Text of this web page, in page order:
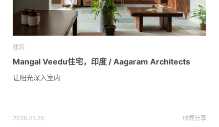
建筑
Mangal Veedu住宅，印度 / Aagaram Architects
让阳光深入室内
2026.05.25 收藏分享